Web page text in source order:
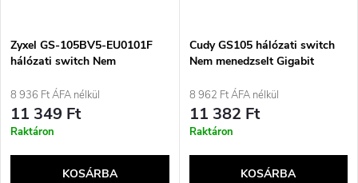
Zyxel GS-105BV5-EU0101F
hálózati switch Nem
Ethernet (10/100/1000)
8 936 Ft ÁFA nélkül
11 349 Ft
Raktáron
KOSÁRBA
Cudy GS105 hálózati switch
Nem menedzselt Gigabit
8 962 Ft ÁFA nélkül
11 382 Ft
Raktáron
KOSÁRBA